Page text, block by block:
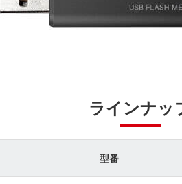
ラインナッ
型番